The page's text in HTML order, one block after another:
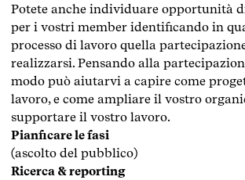
Potete anche individuare opportunità
per i vostri member identificando in
processo di lavoro quella
realizzarsi. Pensando alla
modo può aiutarvi a capire come
lavoro, e come ampliare il vostro
supportare il vostro lavoro.
Pianficare le fasi
(ascolto del pubblico)
Ricerca & reporting